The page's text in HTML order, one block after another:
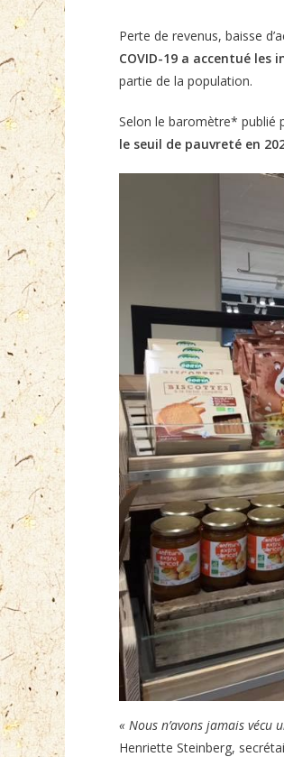
Perte de revenus, baisse
COVID-19 a accentué les
partie de la population.
Selon le baromètre* publié
le seuil de pauvreté en
« Nous n’avons jamais
Henriette Steinberg,